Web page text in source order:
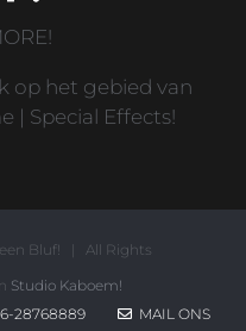
op het gebied van
| Special Effects!
Bluf! | All Rights
Studio Kaboem!
28768889
MAIL ONS